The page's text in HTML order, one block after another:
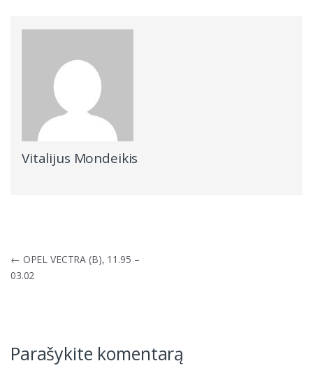
Vitalijus Mondeikis
Navigacija
tarp
įrašų
← OPEL VECTRA (B), 11.95 –
03.02
Parašykite komentarą